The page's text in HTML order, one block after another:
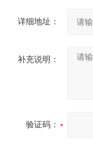
详细地址：
补充说明：
验证码：